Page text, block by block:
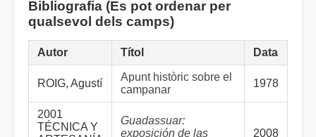
Bibliografia (Es pot ordenar per
qualsevol dels camps)
Autor Títol Data
ROIG, Agustí
Apunt històric sobre el
campanar
1978
2001
TÉCNICA Y
Guadassuar:
exposición de las
2008